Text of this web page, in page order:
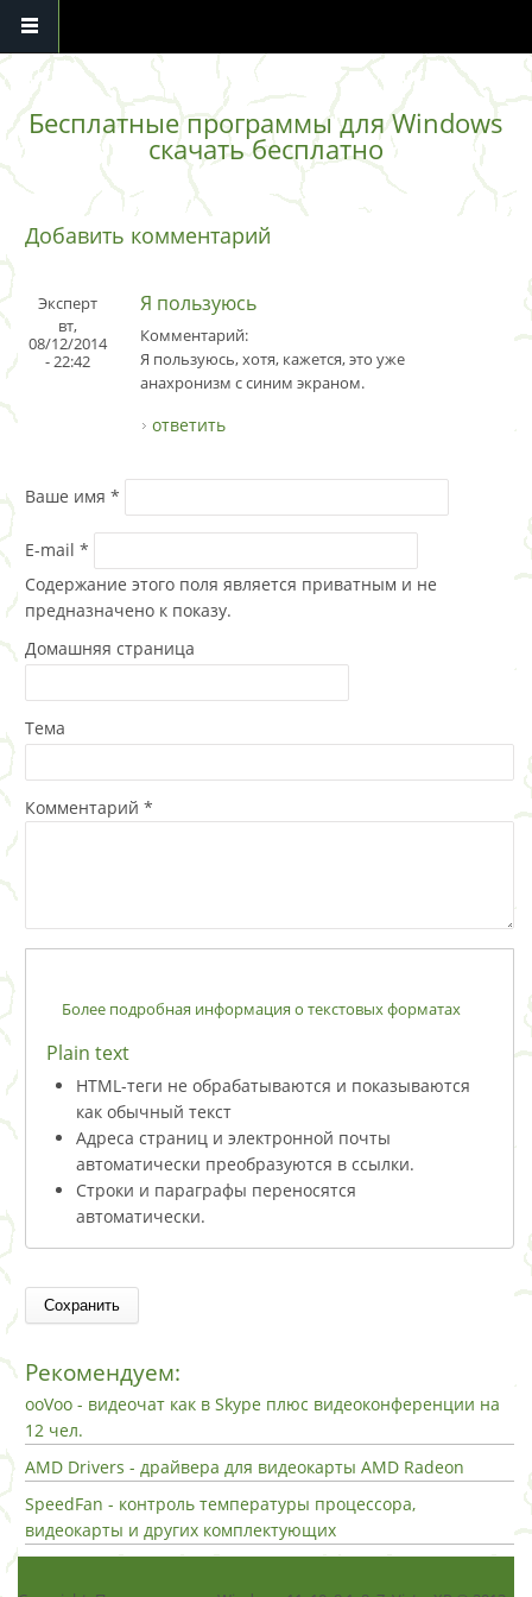
Перейти к основному содержанию
Бесплатные программы для Windows
скачать бесплатно
Добавить комментарий
Эксперт
вт,
08/12/2014
- 22:42
Я пользуюсь
Комментарий:
Я пользуюсь, хотя, кажется, это уже
анахронизм с синим экраном.
ответить
Ваше имя *
E-mail *
Содержание этого поля является приватным и не
предназначено к показу.
Домашняя страница
Тема
Комментарий *
Более подробная информация о текстовых форматах
Plain text
HTML-теги не обрабатываются и показываются
как обычный текст
Адреса страниц и электронной почты
автоматически преобразуются в ссылки.
Строки и параграфы переносятся
автоматически.
Рекомендуем:
ooVoo - видеочат как в Skype плюс видеоконференции на
12 чел.
AMD Drivers - драйвера для видеокарты AMD Radeon
SpeedFan - контроль температуры процессора,
видеокарты и других комплектующих